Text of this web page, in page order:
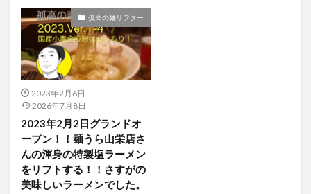
孤高の麺リフター
2023年2月6日
2026年7月8日
2023年2月2日グランドオ
ープン！！麺うら山栄店さ
んの渾身の特製塩ラーメン
をリフトする！！さすがの
美味しいラーメンでした。